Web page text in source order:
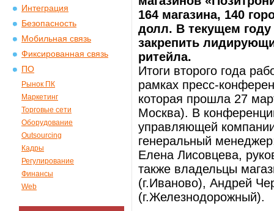
Интеграция
Безопасность
Мобильная связь
Фиксированная связь
ПО
Рынок ПК
Маркетинг
Торговые сети
Оборудование
Outsourcing
Кадры
Регулирование
Финансы
Web
164 магазина, 140
долл. В текущем году
закрепить
ритейла.
Итоги второго года
рамках пресс-
которая прошла 27
Москва). В
управляющей
генеральный
Елена Лисовцева,
также владельцы
(г.Иваново), Андрей
(г.Железнодорожный).